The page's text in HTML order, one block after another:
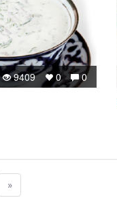
0
0
9409
»